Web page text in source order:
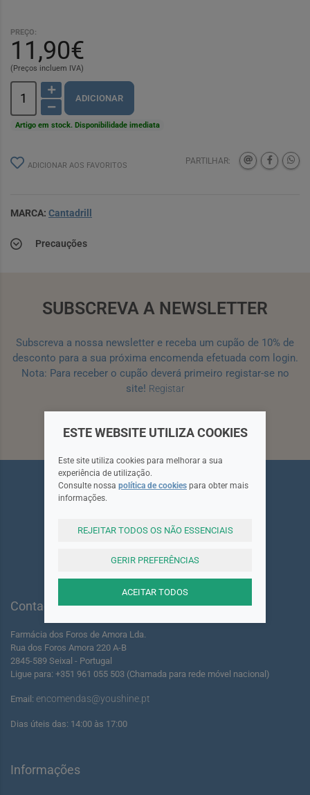
PREÇO:
11,90€
(Preços incluem IVA)
ADICIONAR
Artigo em stock. Disponibilidade imediata
ADICIONAR AOS FAVORITOS PARTILHAR:
MARCA: Cantadrill
Precauções
SUBSCREVA A NEWSLETTER
Subscreva a nossa newsletter e receba um cupão de 10% de
desconto para a sua próxima encomenda efetuada com login.
Nota: Para receber o cupão deverá primeiro registar-se no
site! Registar
Subscrever
Siga-nos
Contactos
Farmácia dos Foros de Amora Lda.
Rua dos Foros Amora 220 A-B
2845-589 Seixal - Portugal
Ligue para: +351 961 055 503 (Chamada para rede móvel nacional)
Email: encomendas@youshine.pt
Dias úteis das: 14:00 às 17:00
Informações
ESTE WEBSITE UTILIZA COOKIES
Este site utiliza cookies para melhorar a sua
experiência de utilização.
Consulte nossa política de cookies para obter mais
informações.
REJEITAR TODOS OS NÃO ESSENCIAIS
GERIR PREFERÊNCIAS
ACEITAR TODOS